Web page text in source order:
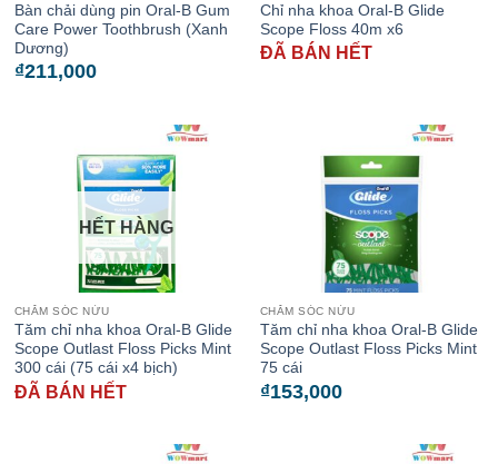
Bàn chải dùng pin Oral-B Gum
Care Power Toothbrush (Xanh
Dương)
₫211,000
Chỉ nha khoa Oral-B Glide
Scope Floss 40m x6
ĐÃ BÁN HẾT
HẾT HÀNG
CHĂM SÓC NỨU
Tăm chỉ nha khoa Oral-B Glide
Scope Outlast Floss Picks Mint
300 cái (75 cái x4 bịch)
ĐÃ BÁN HẾT
CHĂM SÓC NỨU
Tăm chỉ nha khoa Oral-B Glide
Scope Outlast Floss Picks Mint
75 cái
₫153,000